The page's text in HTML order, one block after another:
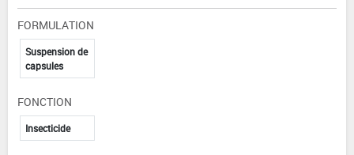
FORMULATION
Suspension de
capsules
FONCTION
Insecticide